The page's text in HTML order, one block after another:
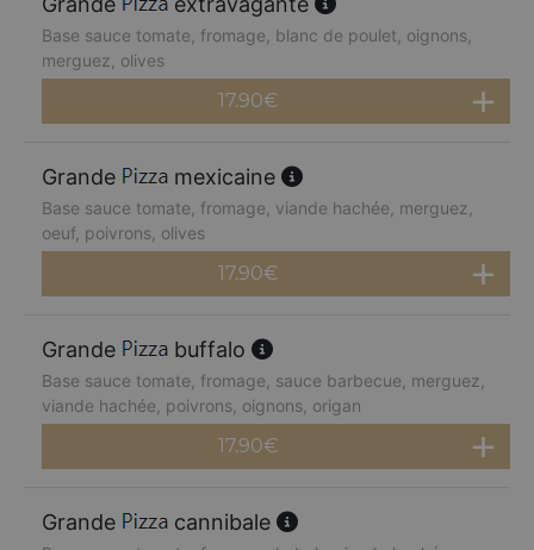
Base sauce tomate, fromage, blanc de poulet, oignons,
merguez, olives
17.90€
Grande mexicaine
Base sauce tomate, fromage, viande hachée, merguez,
oeuf, poivrons, olives
17.90€
Grande buffalo
Base sauce tomate, fromage, sauce barbecue, merguez,
viande hachée, poivrons, oignons, origan
17.90€
Grande cannibale